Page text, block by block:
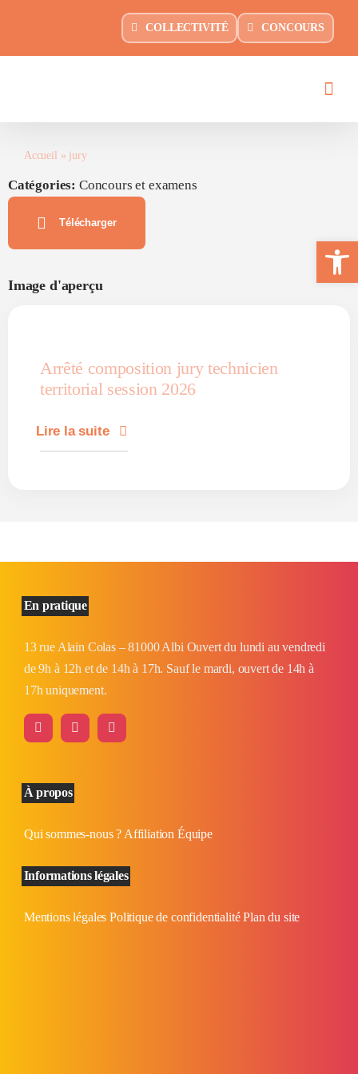
Ouvrir
contenu
COLLECTIVITÉ CONCOURS
Accueil » jury
Catégories: Concours et examens
Télécharger
Image d'aperçu
Arrêté composition jury technicien
territorial session 2026
Lire la suite
En pratique
13 rue Alain Colas – 81000 Albi Ouvert du lundi au vendredi
de 9h à 12h et de 14h à 17h. Sauf le mardi, ouvert de 14h à
17h uniquement.
À propos
Qui sommes-nous ? Affiliation Équipe
Informations légales
Mentions légales Politique de confidentialité Plan du site